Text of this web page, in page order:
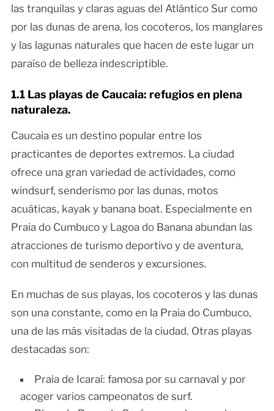
las tranquilas y claras aguas del Atlántico Sur como
por las dunas de arena, los cocoteros, los manglares
y las lagunas naturales que hacen de este lugar un
paraíso de belleza indescriptible.
1.1 Las playas de Caucaia: refugios en plena
naturaleza.
Caucaia es un destino popular entre los
practicantes de deportes extremos. La ciudad
ofrece una gran variedad de actividades, como
windsurf, senderismo por las dunas, motos
acuáticas, kayak y banana boat. Especialmente en
Praia do Cumbuco y Lagoa do Banana abundan las
atracciones de turismo deportivo y de aventura,
con multitud de senderos y excursiones.
En muchas de sus playas, los cocoteros y las dunas
son una constante, como en la Praia do Cumbuco,
una de las más visitadas de la ciudad. Otras playas
destacadas son:
Praia de Icaraí: famosa por su carnaval y por
acoger varios campeonatos de surf.